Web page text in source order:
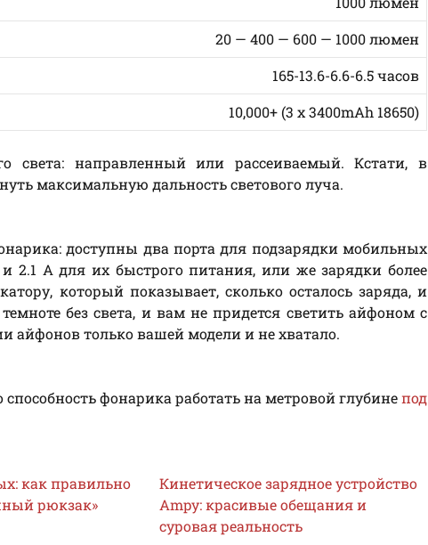
20 — 400 — 600 — 1000 люмен
165-13.6-6.6-6.5 часов
10,000+ (3 x 3400mAh 18650)
света: направленный или рассеиваемый. Кстати, в
максимальную дальность светового луча.
доступны два порта для подзарядки мобильных
2.1 А для их быстрого питания, или же зарядки более
который показывает, сколько осталось заряда, и
без света, и вам не придется светить айфоном с
айфонов только вашей модели и не хватало.
фонарика работать на метровой глубинепод
как правильно
рюкзак»
Кинетическое зарядное устройство
Ampy: красивые обещания и
суровая реальность